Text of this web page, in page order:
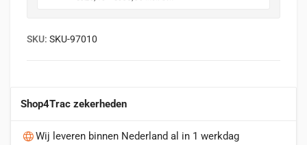
SKU: SKU-97010
Shop4Trac zekerheden
Wij leveren binnen Nederland al in 1 werkdag